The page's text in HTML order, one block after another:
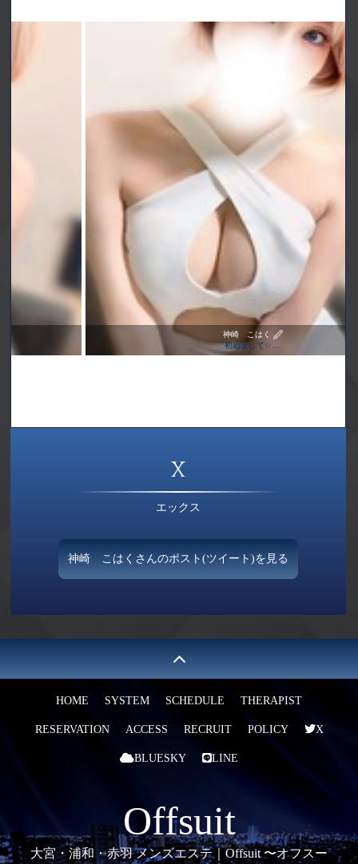
神崎 こはく
初めまして✨ ...
X
エックス
神崎 こはくさんのポスト(ツイート)を見る
HOME SYSTEM SCHEDULE THERAPIST
RESERVATION ACCESS RECRUIT POLICY X
BLUESKY LINE
Offsuit
大宮・浦和・赤羽 メンズエステ｜Offsuit️ 〜オフスー